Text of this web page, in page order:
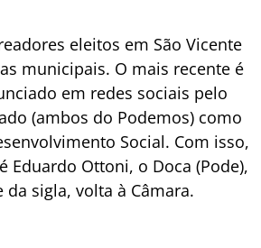
eleitos em São Vicente
municipais. O mais recente é
em redes sociais pelo
(ambos do Podemos) como
Social. Com isso,
Eduardo Ottoni, o Doca (Pode),
sigla, volta à Câmara.